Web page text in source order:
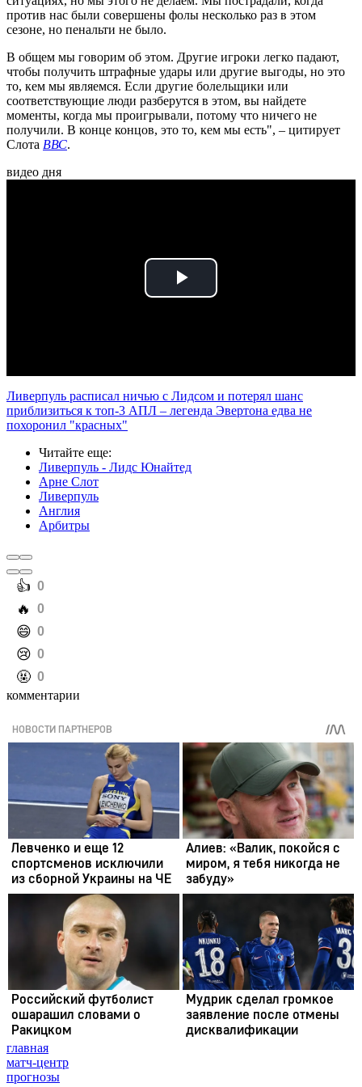
против нас были совершены фолы несколько раз в этом
сезоне, но пенальти не было.
В общем мы говорим об этом. Другие игроки легко падают,
чтобы получить штрафные удары или другие выгоды, но это
то, кем мы являемся. Если другие болельщики или
соответствующие люди разберутся в этом, вы найдете
моменты, когда мы проигрывали, потому что ничего не
получили. В конце концов, это то, кем мы есть", – цитирует
Слота ВВС.
видео дня
Play
Ливерпуль расписал ничью с Лидсом и потерял шанс
приблизиться к топ-3 АПЛ – легенда Эвертона едва не
похоронил "красных"
Читайте еще:
Ливерпуль - Лидс Юнайтед
Арне Слот
Ливерпуль
Англия
Арбитры
️👍 0
️🔥 0
️😄 0
️😢 0
️🤬 0
комментарии
главная
матч-центр
прогнозы